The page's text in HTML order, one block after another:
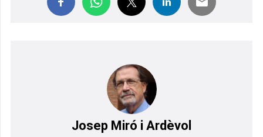
Josep Miró i Ardèvol